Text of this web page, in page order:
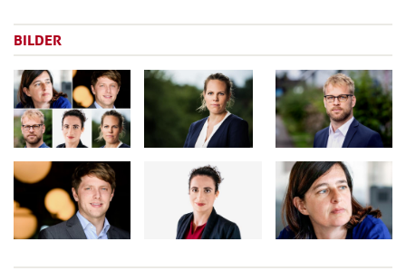
BILDER